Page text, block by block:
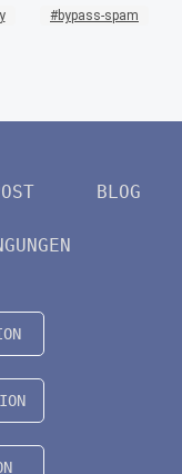
bypass-spam
BLOG